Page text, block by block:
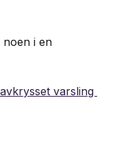
noen i en